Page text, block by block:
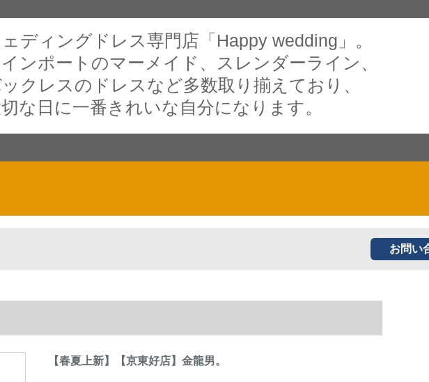
ディングドレス専門店「Happy wedding」。
ンポートのマーメイド、スレンダーライン、
クレスのドレスなど多数取り揃えており、
な日に一番きれいな自分になります。
お問い
【春夏上新】【京東好店】金龍男。